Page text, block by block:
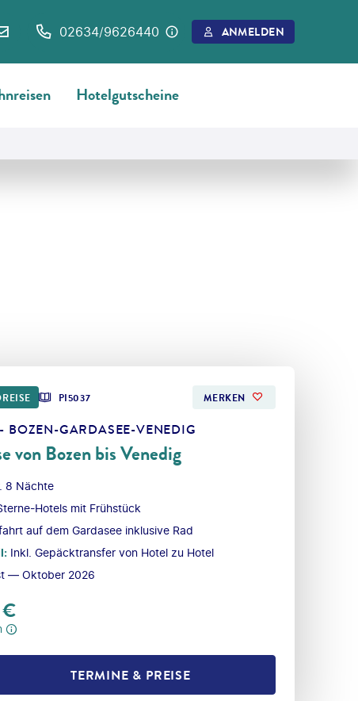
02634/9626440 ANMELDEN
Hotelgutscheine
PI5037 MERKEN
BOZEN-GARDASEE-VENEDIG
von Bozen bis Venedig
8 Nächte
Hotels mit Frühstück
auf dem Gardasee inklusive Rad
: Inkl. Gepäcktransfer von Hotel zu Hotel
— Oktober 2026
€
TERMINE & PREISE